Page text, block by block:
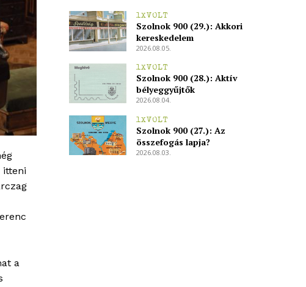
itteni
a
1XVOLT
Szolnok 900 (29.): Akkori
kereskedelem
2026.08.05.
1XVOLT
Szolnok 900 (28.): Aktív
bélyeggyűjtők
2026.08.04.
1XVOLT
Szolnok 900 (27.): Az
összefogás lapja?
2026.08.03.